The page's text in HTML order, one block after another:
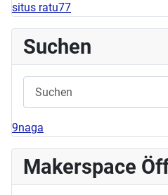
situs ratu77
Suchen
9naga
Makerspace